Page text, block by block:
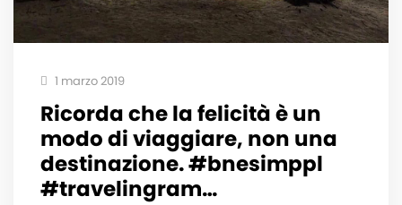
1 marzo 2019
Ricorda che la felicità è un
modo di viaggiare, non una
destinazione. #bnesimppl
#travelingram…